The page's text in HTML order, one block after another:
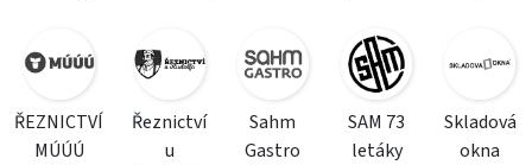
ŘEZNICTVÍ
MÚÚÚ
Řeznictví
u
Sahm
Gastro
SAM 73
letáky
Skladová
okna